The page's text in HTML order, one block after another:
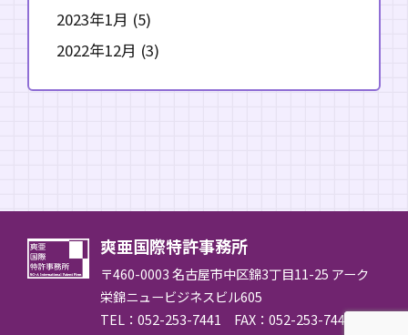
2023年1月 (5)
2022年12月 (3)
爽亜国際特許事務所
〒460-0003 名古屋市中区錦3丁目11-25 アーク
栄錦ニュービジネスビル605
TEL： 052-253-7441 FAX：052-253-7442